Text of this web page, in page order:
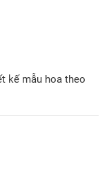
kế mẫu hoa theo